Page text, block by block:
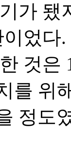
가 됐
었다
것은
를 위
정도